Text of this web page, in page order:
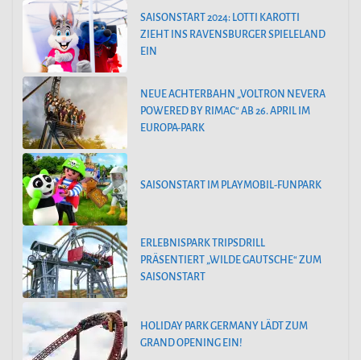
SAISONSTART 2024: LOTTI KAROTTI
ZIEHT INS RAVENSBURGER SPIELELAND
EIN
NEUE ACHTERBAHN „VOLTRON NEVERA
POWERED BY RIMAC“ AB 26. APRIL IM
EUROPA-PARK
SAISONSTART IM PLAYMOBIL-FUNPARK
ERLEBNISPARK TRIPSDRILL
PRÄSENTIERT „WILDE GAUTSCHE“ ZUM
SAISONSTART
HOLIDAY PARK GERMANY LÄDT ZUM
GRAND OPENING EIN!